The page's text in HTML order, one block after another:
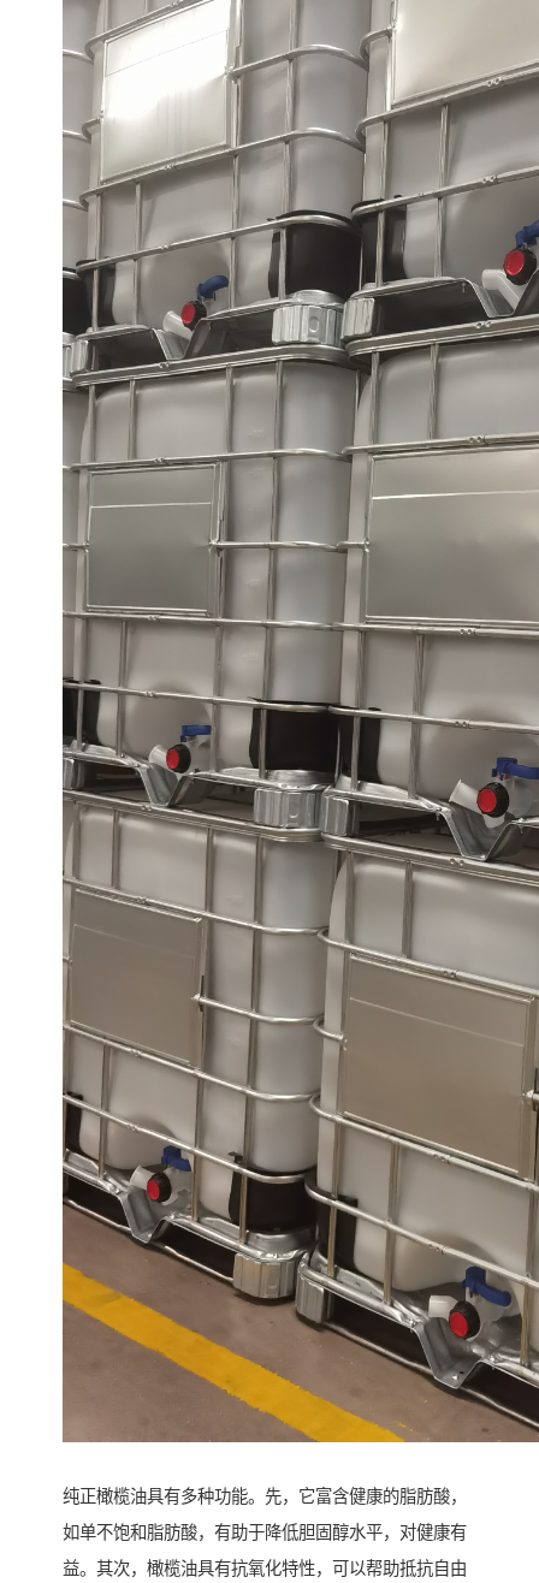
纯正橄榄油具有多种功能。先，它富含健康的脂肪酸，
如单不饱和脂肪酸，有助于降低胆固醇水平，对健康有
益。其次，橄榄油具有抗氧化特性，可以帮助抵抗自由